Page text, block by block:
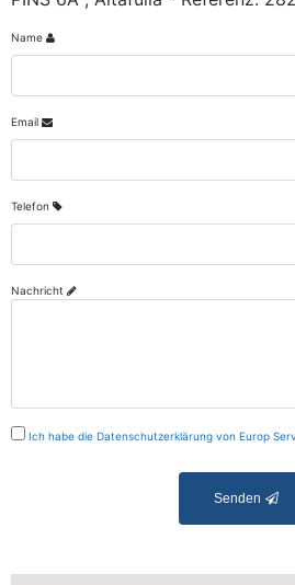
Name
Email
Telefon
Nachricht
Ich habe die Datenschutzerklärung von Europ
Senden